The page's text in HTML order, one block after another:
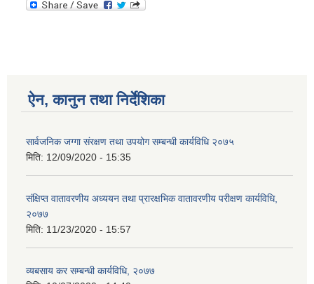
ऐन, कानुन तथा निर्देशिका
सार्वजनिक जग्गा संरक्षण तथा उपयोग सम्बन्धी कार्यविधि २०७५
मिति: 12/09/2020 - 15:35
संक्षिप्त वातावरणीय अध्ययन तथा प्रारक्षभिक वातावरणीय परीक्षण कार्यविधि,
२०७७
मिति: 11/23/2020 - 15:57
व्यबसाय कर सम्बन्धी कार्यविधि, २०७७